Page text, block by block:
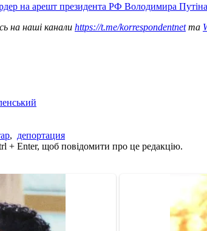
на арешт президента РФ Володимира Путіна
на наші канали https://t.me/korrespondentnetта
, депортация
+ Enter, щоб повідомити про це редакцію.